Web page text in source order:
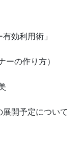
効利用術」
の作り方）
開予定について